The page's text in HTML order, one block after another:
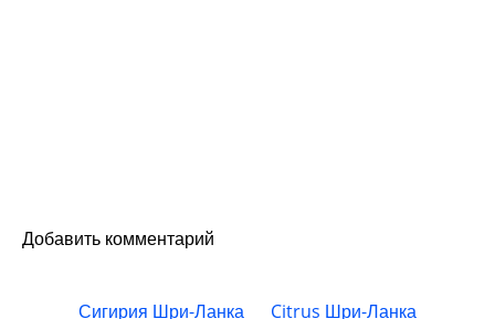
Добавить комментарий
Сигирия Шри-Ланка Citrus Шри-Ланка